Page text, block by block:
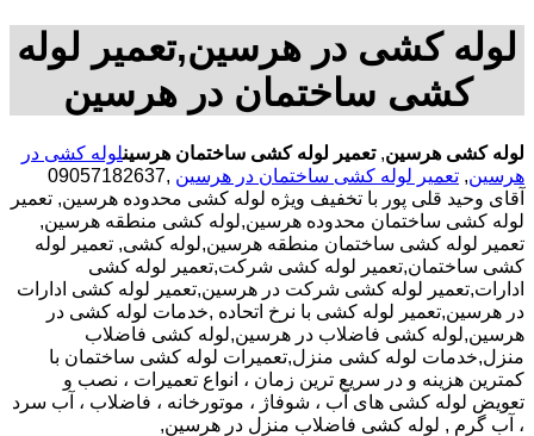
لوله کشی در هرسین,تعمیر لوله
کشی ساختمان در هرسین
لوله کشی هرسین,تعمیر لوله کشی ساختمان هرسینلوله کشی در
هرسین, تعمیر لوله کشی ساختمان در هرسین ,09057182637
آقای وحید قلی پور با تخفیف ویژه لوله کشی محدوده هرسین, تعمیر
لوله کشی ساختمان محدوده هرسین,لوله کشی منطقه هرسین,
تعمیر لوله کشی ساختمان منطقه هرسین,لوله کشی, تعمیر لوله
کشی ساختمان,تعمیر لوله کشی شرکت,تعمیر لوله کشی
ادارات,تعمیر لوله کشی شرکت در هرسین,تعمیر لوله کشی ادارات
در هرسین,تعمیر لوله کشی با نرخ اتحاده ,خدمات لوله کشی در
هرسین,لوله کشی فاضلاب در هرسین,لوله کشی فاضلاب
منزل,خدمات لوله کشی منزل,تعمیرات لوله کشی ساختمان با
کمترین هزینه و در سریع ترین زمان ، انواع تعمیرات ، نصب و
تعویض لوله کشی های آب ، شوفاژ ، موتورخانه ، فاضلاب ، آب سرد
، آب گرم , لوله کشی فاضلاب منزل در هرسین,